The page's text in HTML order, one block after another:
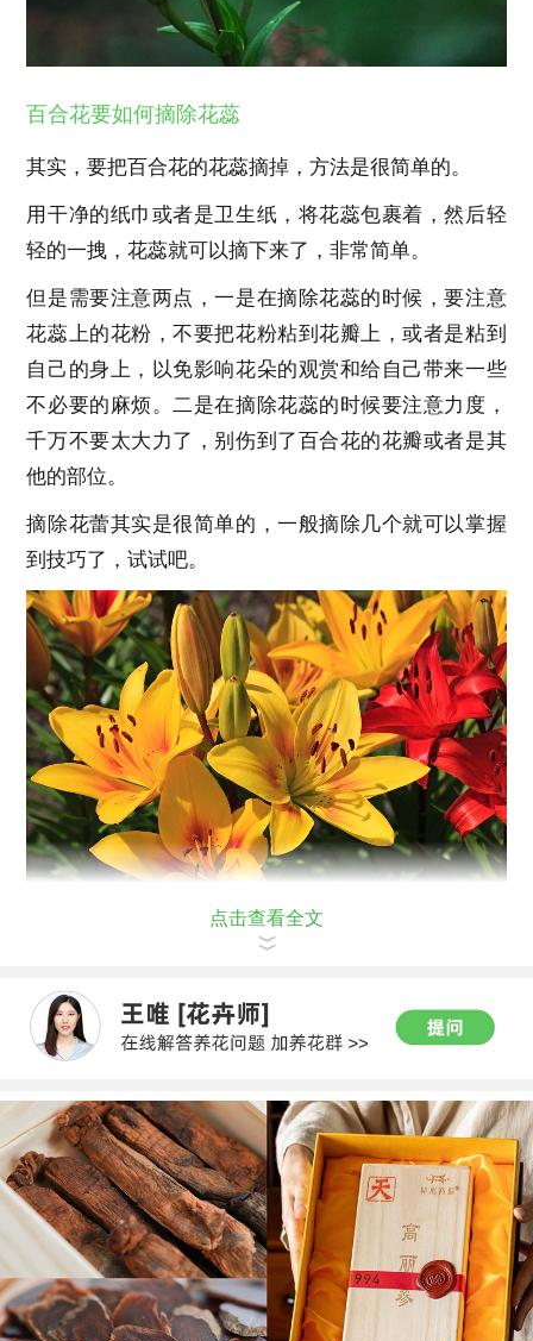
百合花要如何摘除花蕊
其实，要把百合花的花蕊摘掉，方法是很简单的。
用干净的纸巾或者是卫生纸，将花蕊包裹着，然后轻
轻的一拽，花蕊就可以摘下来了，非常简单。
但是需要注意两点，一是在摘除花蕊的时候，要注意
花蕊上的花粉，不要把花粉粘到花瓣上，或者是粘到
自己的身上，以免影响花朵的观赏和给自己带来一些
不必要的麻烦。二是在摘除花蕊的时候要注意力度，
千万不要太大力了，别伤到了百合花的花瓣或者是其
他的部位。
摘除花蕾其实是很简单的，一般摘除几个就可以掌握
到技巧了，试试吧。
点击查看全文